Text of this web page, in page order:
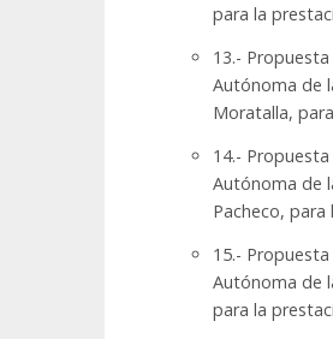
para la
13.-
Autónoma de
Moratalla,
14.-
Autónoma de
Pacheco,
15.-
Autónoma de
para la